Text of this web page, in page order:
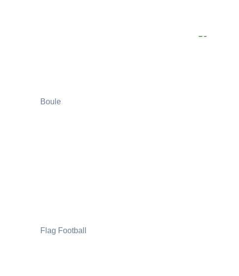
Boule
Flag Football